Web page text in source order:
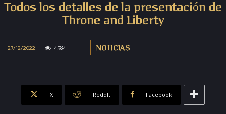
Todos los detalles de la presentación de
Throne and Liberty
NOTICIAS
27/12/2022 4584
X ReddIt Facebook